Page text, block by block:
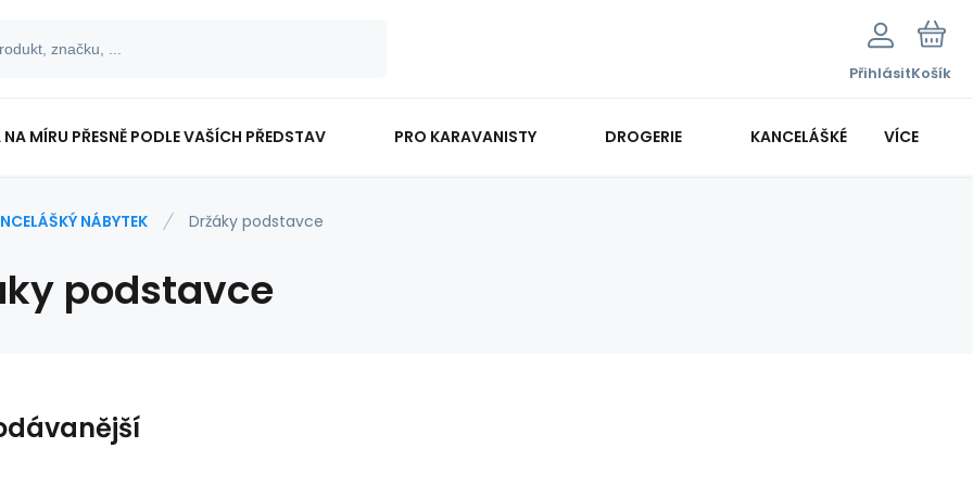
PřihlásitKošík
MÍRU PŘESNĚ PODLE VAŠÍCH PŘEDSTAV PRO KARAVANISTY DROGERIE KANCELÁŠKÉ POTŘEBY
TISKOPISY
VÍCE
NÁBYTEK Držáky podstavce
podstavce